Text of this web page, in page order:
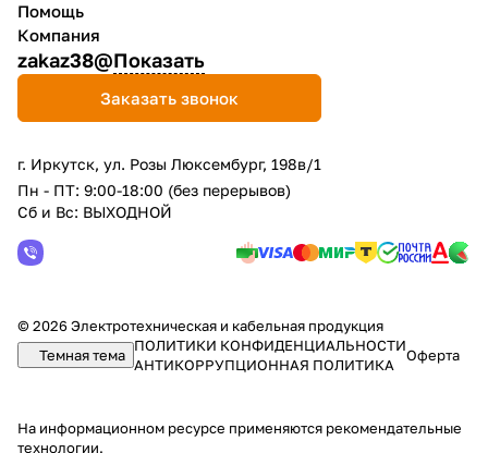
Помощь
Компания
zakaz38@Показать
Заказать звонок
г. Иркутск, ул. Розы Люксембург, 198в/1
Пн - ПТ: 9:00-18:00 (без перерывов)
Сб и Вс: ВЫХОДНОЙ
© 2026 Электротехническая и кабельная продукция
Темная тема
ПОЛИТИКИ КОНФИДЕНЦИАЛЬНОСТИ
АНТИКОРРУПЦИОННАЯ ПОЛИТИКА
Оферта
На информационном ресурсе применяются рекомендательные
технологии.